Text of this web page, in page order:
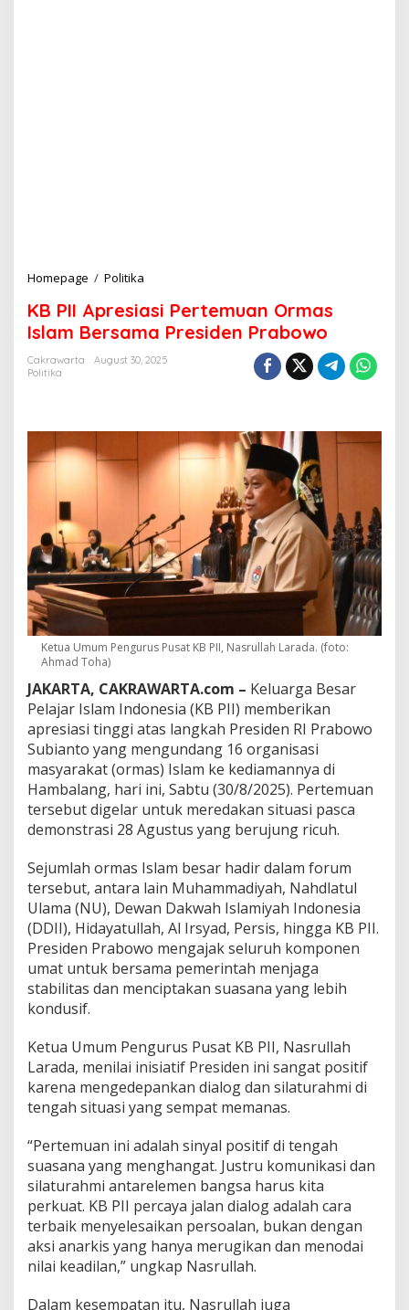
Homepage / Politika
P
I
I
A
a
s
e
r
t
e
n
O
m
a
s
I
s
l
a
m
B
e
s
a
m
a
P
r
e
s
n
P
r
a
b
w
o
KB PII Apresiasi Pertemuan Ormas
Islam Bersama Presiden Prabowo
Cakrawarta
August 30, 2025
Politika
Ketua Umum Pengurus Pusat KB PII, Nasrullah Larada. (foto:
Ahmad Toha)
JAKARTA, CAKRAWARTA.com – Keluarga Besar
Pelajar Islam Indonesia (KB PII) memberikan
apresiasi tinggi atas langkah Presiden RI Prabowo
Subianto yang mengundang 16 organisasi
masyarakat (ormas) Islam ke kediamannya di
Hambalang, hari ini, Sabtu (30/8/2025). Pertemuan
tersebut digelar untuk meredakan situasi pasca
demonstrasi 28 Agustus yang berujung ricuh.
Sejumlah ormas Islam besar hadir dalam forum
tersebut, antara lain Muhammadiyah, Nahdlatul
Ulama (NU), Dewan Dakwah Islamiyah Indonesia
(DDII), Hidayatullah, Al Irsyad, Persis, hingga KB PII.
Presiden Prabowo mengajak seluruh komponen
umat untuk bersama pemerintah menjaga
stabilitas dan menciptakan suasana yang lebih
kondusif.
Ketua Umum Pengurus Pusat KB PII, Nasrullah
Larada, menilai inisiatif Presiden ini sangat positif
karena mengedepankan dialog dan silaturahmi di
tengah situasi yang sempat memanas.
“Pertemuan ini adalah sinyal positif di tengah
suasana yang menghangat. Justru komunikasi dan
silaturahmi antarelemen bangsa harus kita
perkuat. KB PII percaya jalan dialog adalah cara
terbaik menyelesaikan persoalan, bukan dengan
aksi anarkis yang hanya merugikan dan menodai
nilai keadilan,” ungkap Nasrullah.
Dalam kesempatan itu, Nasrullah juga